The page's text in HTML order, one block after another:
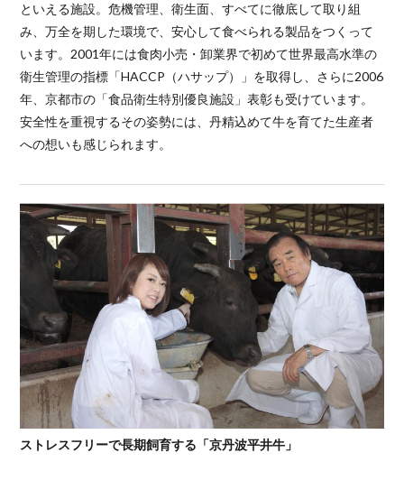
といえる施設。危機管理、衛生面、すべてに徹底して取り組
み、万全を期した環境で、安心して食べられる製品をつくって
います。2001年には食肉小売・卸業界で初めて世界最高水準の
衛生管理の指標「HACCP（ハサップ）」を取得し、さらに2006
年、京都市の「食品衛生特別優良施設」表彰も受けています。
安全性を重視するその姿勢には、丹精込めて牛を育てた生産者
への想いも感じられます。
ストレスフリーで長期飼育する「京丹波平井牛」